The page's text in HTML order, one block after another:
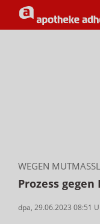
WEGEN
Prozess
dpa, 29.06.2023 08:51